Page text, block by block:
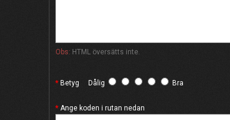
Obs: HTML översätts inte.
Betyg Dålig Bra
Ange koden i rutan nedan